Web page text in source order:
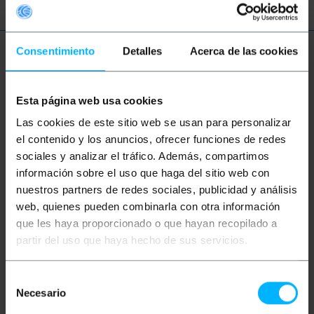
Consentimiento Detalles Acerca de las cookies
Esta página web usa cookies
Las cookies de este sitio web se usan para personalizar
el contenido y los anuncios, ofrecer funciones de redes
sociales y analizar el tráfico. Además, compartimos
información sobre el uso que haga del sitio web con
nuestros partners de redes sociales, publicidad y análisis
web, quienes pueden combinarla con otra información
que les haya proporcionado o que hayan recopilado a
partir del uso que haya hecho de sus servicios.
Necesario
Więcej informacji
Złącza i specjalne adaptery do połączenia
elektrycznego między pojazdami a przyczepami lub
przyczepami kempingowymi. Umożliwia
przenoszenie różnych funkcji oświetlenia, takich jak
kierunkowskazy, światło pozycyjne, światło stop
itp. w zależności od biegunów, które mają złącza.
Idealny do haków do przyczep, bagażników na
rowery i przyczep kempingowych.
elektrycznego między pojazdami a